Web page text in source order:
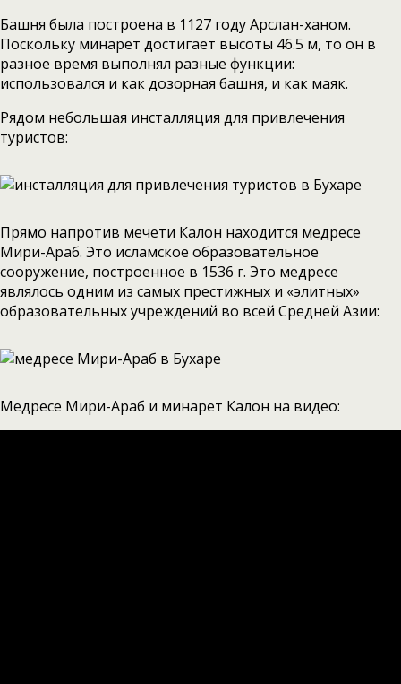
Башня была построена в 1127 году Арслан-ханом.
Поскольку минарет достигает высоты 46.5 м, то он в
разное время выполнял разные функции:
использовался и как дозорная башня, и как маяк.
Рядом небольшая инсталляция для привлечения
туристов:
Прямо напротив мечети Калон находится медресе
Мири-Араб. Это исламское образовательное
сооружение, построенное в 1536 г. Это медресе
являлось одним из самых престижных и «элитных»
образовательных учреждений во всей Средней Азии:
Медресе Мири-Араб и минарет Калон на видео: